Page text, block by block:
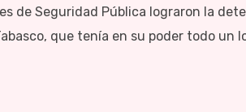
de Seguridad Pública lograron la
que tenía en su poder todo un